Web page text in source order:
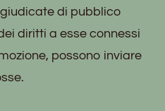
di pubblico
diritti a esse connessi
possono inviare